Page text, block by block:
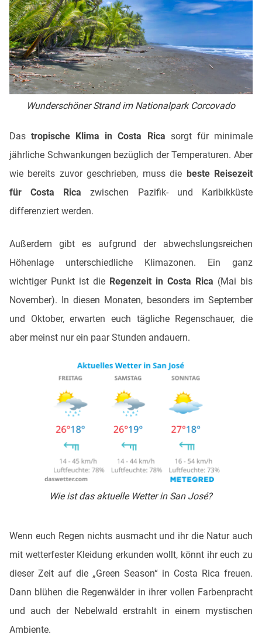
Wunderschöner Strand im Nationalpark Corcovado
Dastropische Klima in Costa Rica sorgt für minimale
jährliche Schwankungen bezüglich der Temperaturen. Aber
wie bereits zuvor geschrieben, muss die beste Reisezeit
für Costa Rica zwischen Pazifik- und Karibikküste
differenziert werden.
Außerdem gibt es aufgrund der abwechslungsreichen
Höhenlage unterschiedliche Klimazonen. Ein ganz
wichtiger Punkt ist die Regenzeit in Costa Rica (Mai bis
November). In diesen Monaten, besonders im September
und Oktober, erwarten euch tägliche Regenschauer, die
aber meinst nur ein paar Stunden andauern.
Wie ist das aktuelle Wetter in San José?
Wenn euch Regen nichts ausmacht und ihr die Natur auch
mit wetterfester Kleidung erkunden wollt, könnt ihr euch zu
dieser Zeit auf die „Green Season“ in Costa Rica freuen.
Dann blühen die Regenwälder in ihrer vollen Farbenpracht
und auch der Nebelwald erstrahlt in einem mystischen
Ambiente.